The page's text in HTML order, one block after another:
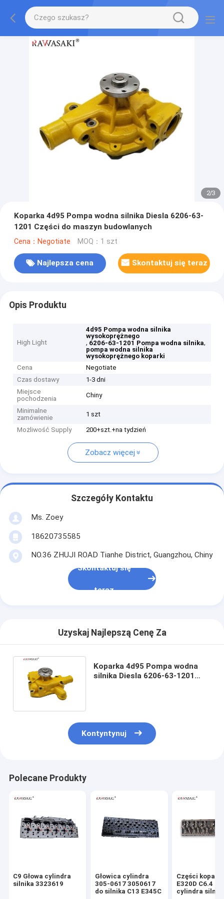
2/3
Koparka 4d95 Pompa wodna silnika Diesla 6206-63-
1201 Części do maszyn budowlanych
Cena：Negotiate MOQ：1 szt
Najlepsza cena Skontaktuj się teraz
Opis Produktu
High Light
4d95 Pompa wodna silnika
wysokoprężnego
, 6206-63-1201 Pompa wodna silnika,
pompa wodna silnika
wysokoprężnego koparki
Cena
Negotiate
Czas dostawy
1-3 dni
Miejsce
pochodzenia
Chiny
Minimalne
zamówienie
1 szt
Możliwość Supply 200+szt.+na tydzień
Zobacz więcej
Szczegóły Kontaktu
Ms. Zoey
18620735585
NO.36 ZHUJI ROAD Tianhe District, Guangzhou, Chiny
Skontaktuj się
teraz
Uzyskaj Najlepszą Cenę Za
Koparka 4d95 Pompa wodna
silnika Diesla 6206-63-1201
Kontyntynuj
Polecane Produkty
C9 Głowa cylindra
silnika 3323619
Głowica cylindra
305-0617 3050617
do silnika C13 E345C
Części koparki
E320D C6.4
cylindra